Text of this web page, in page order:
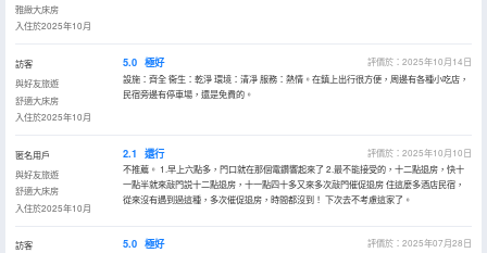
雅緻大床房
入住於2025年10月
訪客
與好友旅遊
舒適大床房
入住於2025年10月
5.0 極好
評價於：2025年10月14日
設施：齊全 衞生：乾淨 環境：清凈 服務：熱情。在鎮上出行很方便，周邊有各種小吃店，
民宿旁邊有停車場，還是免費的。
匿名用戶
與好友旅遊
舒適大床房
入住於2025年10月
2.1 還行
評價於：2025年10月10日
不推薦。 1.早上六點多，門口就在那個電鑽響起來了 2.最不能接受的，十二點退房，快十
一點半就來敲門説十二點退房，十一點四十多又來多次敲門催促退房 住這麼多酒店民宿，
從來沒有遇到過這種，多次催促退房，時間都沒到！ 下次去不考慮這家了。
訪客
5.0 極好
評價於：2025年07月28日